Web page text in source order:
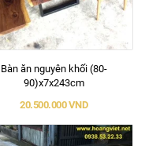
Bàn ăn nguyên khối (80-
90)x7x243cm
20.500.000 VND